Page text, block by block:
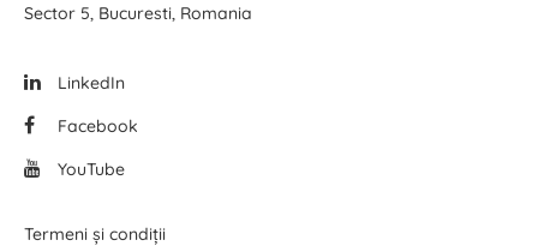
Sector 5, Bucuresti, Romania
LinkedIn
Facebook
YouTube
Termeni și condiții